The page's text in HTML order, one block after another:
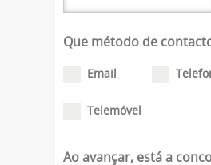
Que método de
Email
Telemóvel
Ao avançar, está a